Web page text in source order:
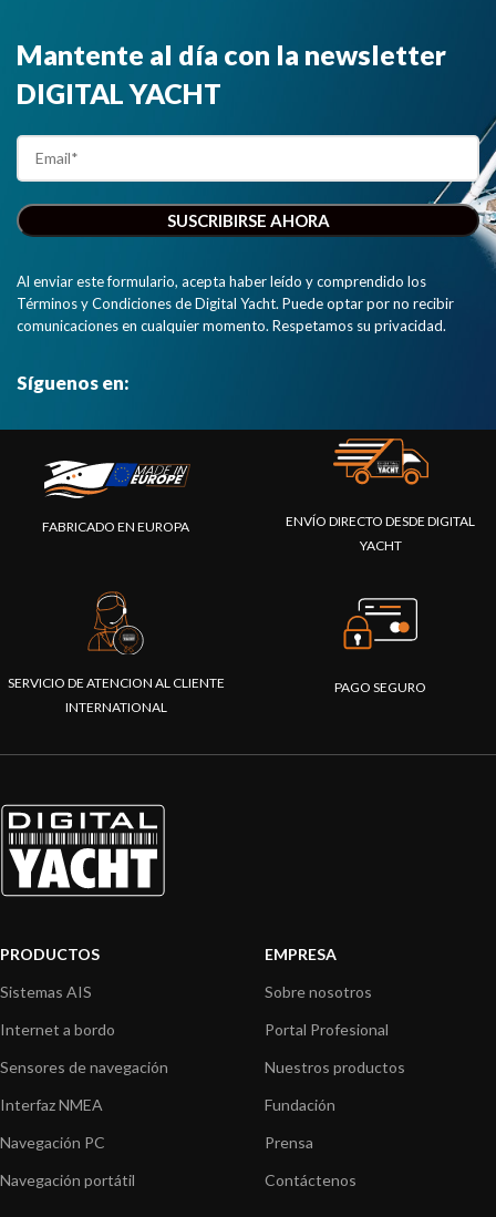
Mantente al día con la newsletter
DIGITAL YACHT
Al enviar este formulario, acepta haber leído y comprendido los
Términos y Condiciones de Digital Yacht. Puede optar por no recibir
comunicaciones en cualquier momento. Respetamos su privacidad.
Síguenos en:
FABRICADO EN EUROPA
ENVÍO DIRECTO DESDE DIGITAL
YACHT
SERVICIO DE ATENCION AL CLIENTE
INTERNATIONAL
PAGO SEGURO
PRODUCTOS
Sistemas AIS
Internet a bordo
Sensores de navegación
Interfaz NMEA
Navegación PC
Navegación portátil
EMPRESA
Sobre nosotros
Portal Profesional
Nuestros productos
Fundación
Prensa
Contáctenos